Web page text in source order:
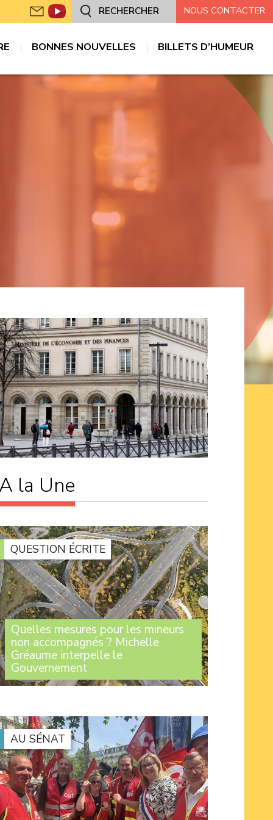
RECHERCHER NOUS CONTACTER
BONNES NOUVELLES BILLETS D’HUMEUR
A la Une
QUESTION ÉCRITE
Quelles mesures pour les mineurs
non accompagnés ? Michelle
Gréaume interpelle le
Gouvernement
Lorsque leur minorité est contestée, de
Michelle Gréaume a interrogé le
Gouvernement sur les garanties apportées (...)
AU SÉNAT